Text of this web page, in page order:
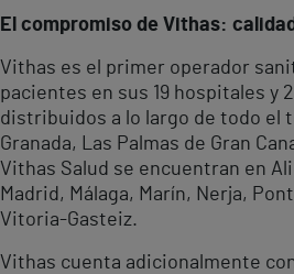
El compromiso de Vithas:
Vithas es el primer operador
pacientes en sus 19 hospitales y
distribuidos a lo largo de todo el
Granada, Las Palmas de Gran
Vithas Salud se encuentran en
Madrid, Málaga, Marín, Nerja,
Vitoria-Gasteiz.
Vithas cuenta adicionalmente